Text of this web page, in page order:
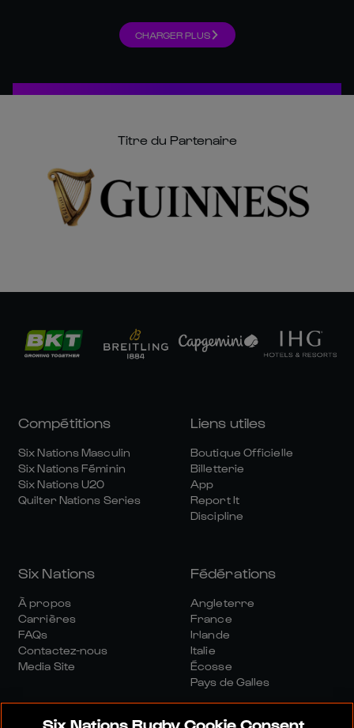
CHARGER PLUS
Titre du Partenaire
Compétitions
Six Nations Masculin
Six Nations Féminin
Six Nations U20
Quilter Nations Series
Liens utiles
Boutique Officielle
Billetterie
App
Report It
Discipline
Six Nations
À propos
Carrières
FAQs
Contactez-nous
Media Site
Fédérations
Angleterre
France
Irlande
Italie
Écosse
Pays de Galles
Six Nations Rugby Cookie Consent